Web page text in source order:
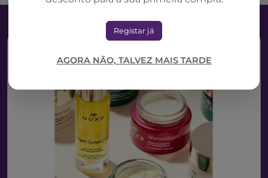
Registar já
AGORA NÃO, TALVEZ MAIS TARDE